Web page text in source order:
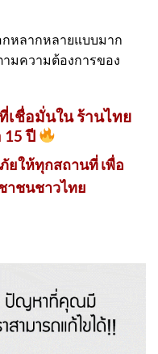
กหลากหลายแบบมาก
มความต้องการของ
เชื่อมั่นใน ร้านไทย
15 ปี
ยให้ทุกสถานที่ เพื่อ
ชนชาวไทย